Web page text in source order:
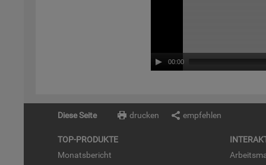
00:00
Diese Seite drucken empfehlen
TOP-PRO­DUK­TE
Mo­nats­be­richt